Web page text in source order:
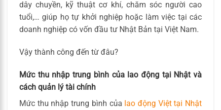
dây chuyền, kỹ thuật cơ khí, chăm sóc người cao
tuổi,… giúp họ tự khởi nghiệp hoặc làm việc tại các
doanh nghiệp có vốn đầu tư Nhật Bản tại Việt Nam.
Vậy thành công đến từ đâu?
Mức thu nhập trung bình của lao động tại Nhật và
cách quản lý tài chính
Mức thu nhập trung bình của lao động Việt tại Nhật